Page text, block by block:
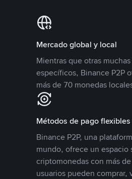
Mercado global y local
Mientras que otras
específicos, Binance P2P
más de 70 monedas
Métodos de pago flexibles
Binance P2P, una
mundo, ofrece un
criptomonedas con más
usuarios pueden